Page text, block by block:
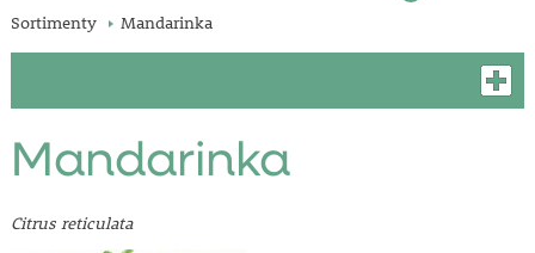
Sortimenty Mandarinka
Mandarinka
Citrus reticulata